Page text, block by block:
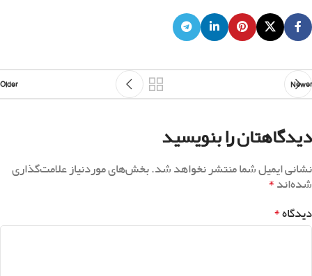
Newer
Older
دیدگاهتان را بنویسید
نشانی ایمیل شما منتشر نخواهد شد.بخش‌های موردنیاز علامت‌گذاری
شده‌اند*
دیدگاه*